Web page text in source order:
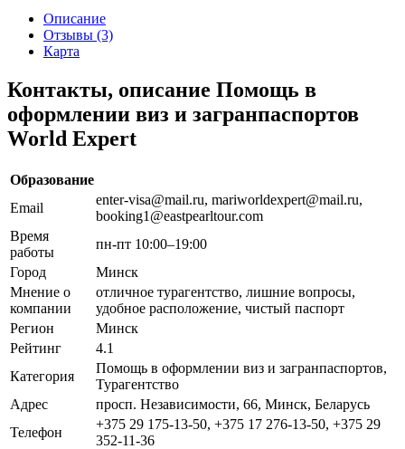
Описание
Отзывы (3)
Карта
Контакты, описание Помощь в
оформлении виз и загранпаспортов
World Expert
Образование
Email
enter-visa@mail.ru, mariworldexpert@mail.ru,
booking1@eastpearltour.com
Время
работы
пн-пт 10:00–19:00
Город
Минск
Мнение о
компании
отличное турагентство, лишние вопросы,
удобное расположение, чистый паспорт
Регион
Минск
Рейтинг
4.1
Категория
Помощь в оформлении виз и загранпаспортов,
Турагентство
Адрес
просп. Независимости, 66, Минск, Беларусь
Телефон
+375 29 175-13-50, +375 17 276-13-50, +375 29
352-11-36